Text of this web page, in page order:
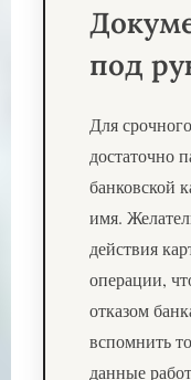
под
Для
достаточно
банковской
имя.
действия
операции,
отказом
вспомнить
данные